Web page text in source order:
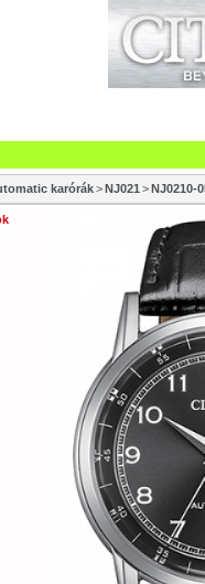
karórák>NJ021 >NJ0210-